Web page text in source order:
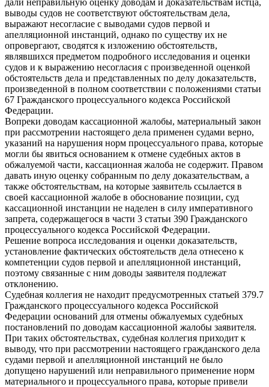
выводы судов не соответствуют обстоятельствам дела,
выражают несогласие с выводами судов первой и
апелляционной инстанций, однако по существу их не
опровергают, сводятся к изложению обстоятельств,
являвшихся предметом подробного исследования и оценки
судов и к выражению несогласия с произведенной оценкой
обстоятельств дела и представленных по делу доказательств,
произведенной в полном соответствии с положениями статьи
67 Гражданского процессуального кодекса Российской
Федерации.
Вопреки доводам кассационной жалобы, материальный закон
при рассмотрении настоящего дела применен судами верно,
указаний на нарушения норм процессуального права, которые
могли бы явиться основанием к отмене судебных актов в
обжалуемой части, кассационная жалоба не содержит. Правом
давать иную оценку собранным по делу доказательствам, а
также обстоятельствам, на которые заявитель ссылается в
своей кассационной жалобе в обоснование позиции, суд
кассационной инстанции не наделен в силу императивного
запрета, содержащегося в части 3 статьи 390 Гражданского
процессуального кодекса Российской Федерации.
Решение вопроса исследования и оценки доказательств,
установление фактических обстоятельств дела отнесено к
компетенции судов первой и апелляционной инстанций,
поэтому связанные с ним доводы заявителя подлежат
отклонению.
Судебная коллегия не находит предусмотренных статьей 379.7
Гражданского процессуального кодекса Российской
Федерации оснований для отмены обжалуемых судебных
постановлений по доводам кассационной жалобы заявителя.
При таких обстоятельствах, судебная коллегия приходит к
выводу, что при рассмотрении настоящего гражданского дела
судами первой и апелляционной инстанций не было
допущено нарушений или неправильного применение норм
материального и процессуального права, которые привели